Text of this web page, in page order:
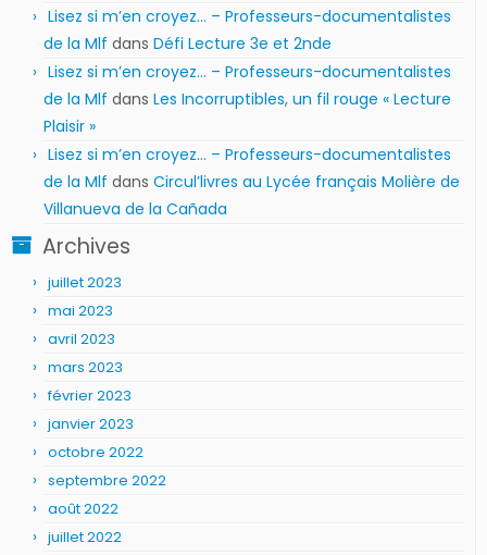
Lisez si m’en croyez… – Professeurs-documentalistes
de la Mlf dans Défi Lecture 3e et 2nde
Lisez si m’en croyez… – Professeurs-documentalistes
de la Mlf dans Les Incorruptibles, un fil rouge « Lecture
Plaisir »
Lisez si m’en croyez… – Professeurs-documentalistes
de la Mlf dans Circul’livres au Lycée français Molière de
Villanueva de la Cañada
Archives
juillet 2023
mai 2023
avril 2023
mars 2023
février 2023
janvier 2023
octobre 2022
septembre 2022
août 2022
juillet 2022